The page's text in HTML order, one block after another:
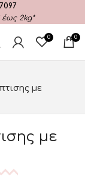
2kg*
0 0
με
με